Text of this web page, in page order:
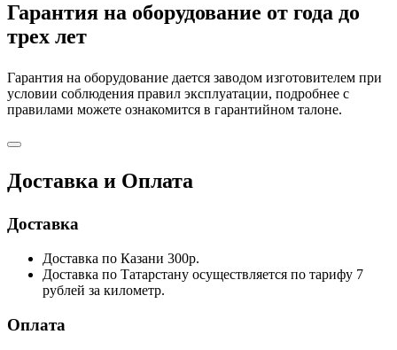
Гарантия на оборудование от года до
трех лет
Гарантия на оборудование дается заводом изготовителем при
условии соблюдения правил эксплуатации, подробнее с
правилами можете ознакомится в гарантийном талоне.
Доставка и Оплата
Доставка
Доставка по Казани 300р.
Доставка по Татарстану осуществляется по тарифу 7
рублей за километр.
Оплата